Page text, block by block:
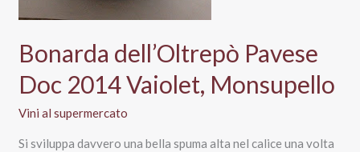
Bonarda dell’Oltrepò Pavese
Doc 2014 Vaiolet, Monsupello
Vini al supermercato
Si sviluppa davvero una bella spuma alta nel calice una volta